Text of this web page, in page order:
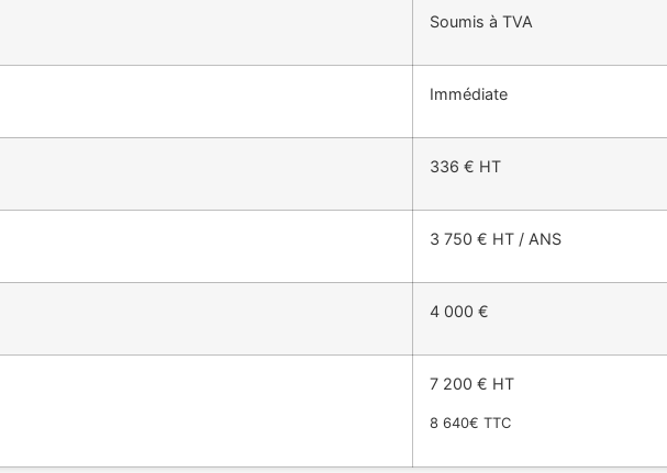
Soumis à TVA
Immédiate
336 € HT
3 750 € HT / ANS
4 000 €
7 200 € HT
8 640€ TTC